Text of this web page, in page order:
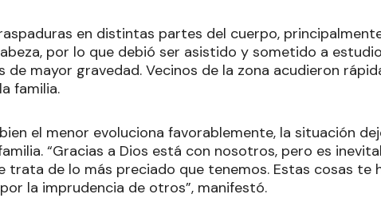
en distintas partes del cuerpo,
por lo que debió ser asistido y sometido a
de mayor gravedad. Vecinos de la zona acudieron
familia.
el menor evoluciona favorablemente, la situación
“Gracias a Dios está con nosotros, pero es
trata de lo más preciado que tenemos. Estas cosas te
la imprudencia de otros”, manifestó.